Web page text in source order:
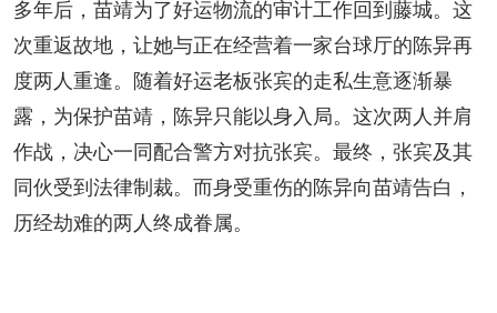
多年后，苗靖为了好运物流的审计工作回到藤城。这
次重返故地，让她与正在经营着一家台球厅的陈异再
度两人重逢。随着好运老板张宾的走私生意逐渐暴
露，为保护苗靖，陈异只能以身入局。这次两人并肩
作战，决心一同配合警方对抗张宾。最终，张宾及其
同伙受到法律制裁。而身受重伤的陈异向苗靖告白，
历经劫难的两人终成眷属。